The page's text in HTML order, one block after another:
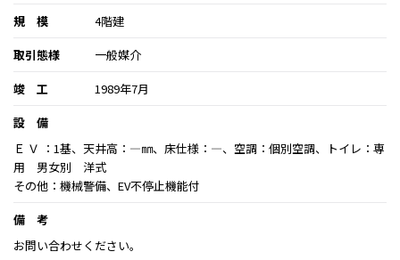
規 模
4階建
取引態様
一般媒介
竣 工
1989年7月
設 備
Ｅ Ｖ ：1基、天井高：―㎜、床仕様：―、空調：個別空調、トイレ：専
用 男女別 洋式
その他：機械警備、EV不停止機能付
備 考
お問い合わせください。